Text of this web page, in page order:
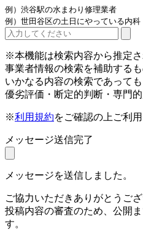
例）渋谷駅の水まわり修理業者
例）世田谷区の土日にやっている内科
※本機能は検索内容から推定さ
事業者情報の検索を補助するも
いかなる内容の検索であって
優劣評価・断定的判断・専門的
※利用規約をご確認の上ご利
メッセージ送信完了
メッセージを送信しました。
ご協力いただきありがとうござ
投稿内容の審査のため、公開
す。